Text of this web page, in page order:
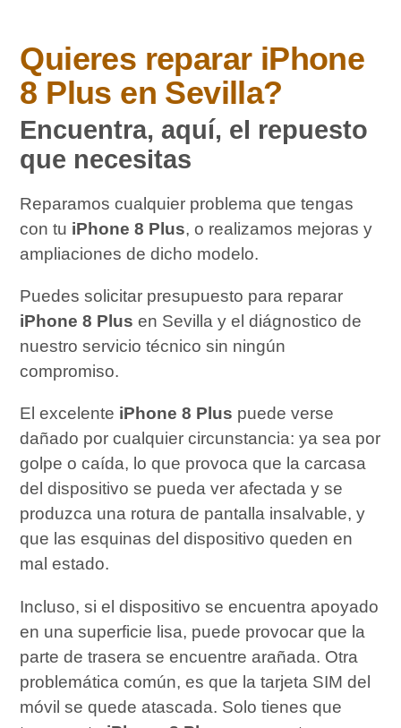
Quieres reparar iPhone
8 Plus en Sevilla?
Encuentra, aquí, el repuesto
que necesitas
Reparamos cualquier problema que tengas
con tu iPhone 8 Plus, o realizamos mejoras y
ampliaciones de dicho modelo.
Puedes solicitar presupuesto para reparar
iPhone 8 Plus en Sevilla y el diágnostico de
nuestro servicio técnico sin ningún
compromiso.
El excelente iPhone 8 Plus puede verse
dañado por cualquier circunstancia: ya sea por
golpe o caída, lo que provoca que la carcasa
del dispositivo se pueda ver afectada y se
produzca una rotura de pantalla insalvable, y
que las esquinas del dispositivo queden en
mal estado.
Incluso, si el dispositivo se encuentra apoyado
en una superficie lisa, puede provocar que la
parte de trasera se encuentre arañada. Otra
problemática común, es que la tarjeta SIM del
móvil se quede atascada. Solo tienes que